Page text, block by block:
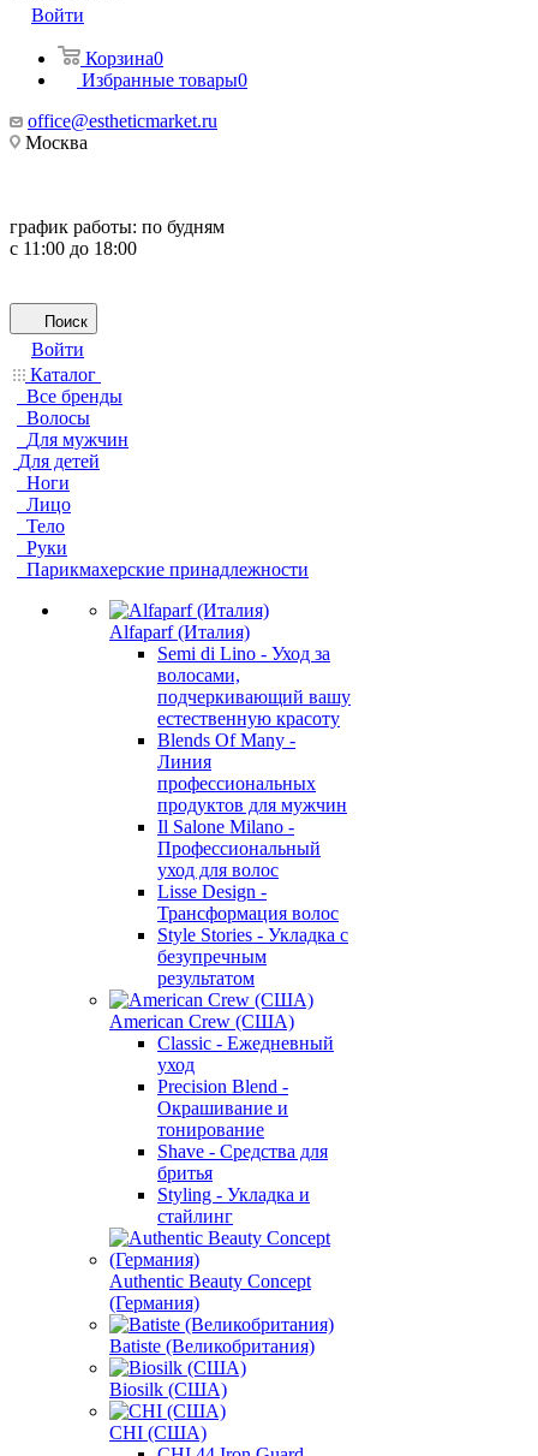
Войти
Корзина0
Избранные товары0
office@estheticmarket.ru
Москва
график работы: по будням
с 11:00 до 18:00
Поиск
Войти
Каталог
Все бренды
Волосы
Для мужчин
Для детей
Ноги
Лицо
Тело
Руки
Парикмахерские принадлежности
Alfaparf (Италия)
Semi di Lino - Уход за
волосами,
подчеркивающий вашу
естественную красоту
Blends Of Many -
Линия
профессиональных
продуктов для мужчин
Il Salone Milano -
Профессиональный
уход для волос
Lisse Design -
Трансформация волос
Style Stories - Укладка с
безупречным
результатом
American Crew (США)
Classic - Ежедневный
уход
Precision Blend -
Окрашивание и
тонирование
Shave - Средства для
бритья
Styling - Укладка и
стайлинг
Authentic Beauty Concept
(Германия)
Batiste (Великобритания)
Biosilk (США)
CHI (США)